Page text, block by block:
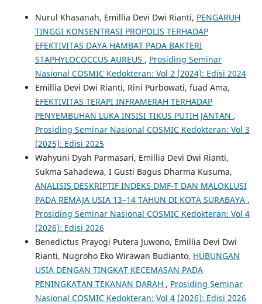
Nurul Khasanah, Emillia Devi Dwi Rianti, PENGARUH
TINGGI KONSENTRASI PROPOLIS TERHADAP
EFEKTIVITAS DAYA HAMBAT PADA BAKTERI
STAPHYLOCOCCUS AUREUS , Prosiding Seminar
Nasional COSMIC Kedokteran: Vol 2 (2024): Edisi 2024
Emillia Devi Dwi Rianti, Rini Purbowati, fuad Ama,
EFEKTIVITAS TERAPI INFRAMERAH TERHADAP
PENYEMBUHAN LUKA INSISI TIKUS PUTIH JANTAN ,
Prosiding Seminar Nasional COSMIC Kedokteran: Vol 3
(2025): Edisi 2025
Wahyuni Dyah Parmasari, Emillia Devi Dwi Rianti,
Sukma Sahadewa, I Gusti Bagus Dharma Kusuma,
ANALISIS DESKRIPTIF INDEKS DMF-T DAN MALOKLUSI
PADA REMAJA USIA 13–14 TAHUN DI KOTA SURABAYA ,
Prosiding Seminar Nasional COSMIC Kedokteran: Vol 4
(2026): Edisi 2026
Benedictus Prayogi Putera Juwono, Emillia Devi Dwi
Rianti, Nugroho Eko Wirawan Budianto, HUBUNGAN
USIA DENGAN TINGKAT KECEMASAN PADA
PENINGKATAN TEKANAN DARAH , Prosiding Seminar
Nasional COSMIC Kedokteran: Vol 4 (2026): Edisi 2026